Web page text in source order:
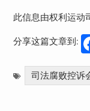
此信息由权利运动
分享这篇文章到:
司法腐败控诉